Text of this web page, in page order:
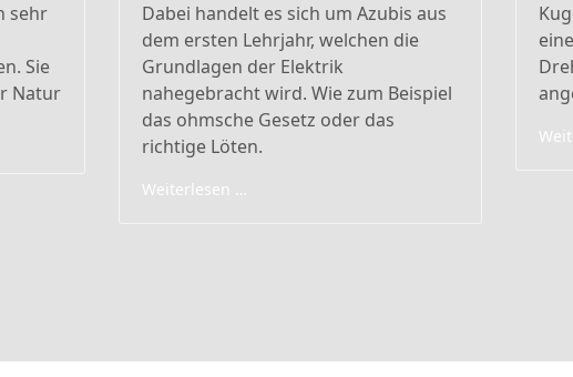
sehr
Sie
Natur
Dabei handelt es sich um Azubis aus
dem ersten Lehrjahr, welchen die
Grundlagen der Elektrik
nahegebracht wird. Wie zum Beispiel
das ohmsche Gesetz oder das
richtige Löten.
Weiterlesen …